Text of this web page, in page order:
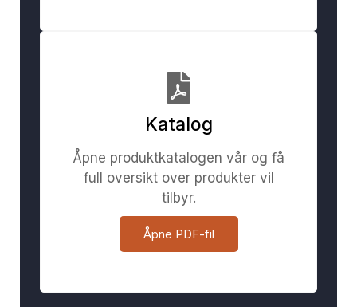
Katalog
Åpne produktkatalogen vår og få
full oversikt over produkter vil
tilbyr.
Åpne PDF-fil